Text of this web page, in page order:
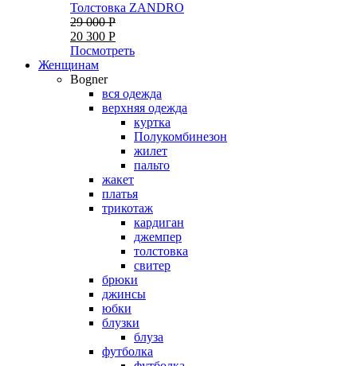
Толстовка ZANDRO
29 000 Р
20 300 Р
Посмотреть
Женщинам
Bogner
вся одежда
верхняя одежда
куртка
Полукомбинезон
жилет
пальто
жакет
платья
трикотаж
кардиган
джемпер
толстовка
свитер
брюки
джинсы
юбки
блузки
блуза
футболка